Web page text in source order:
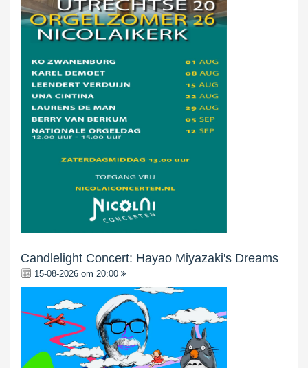
Candlelight Concert: Hayao Miyazaki's Dreams
15-08-2026 om 20:00